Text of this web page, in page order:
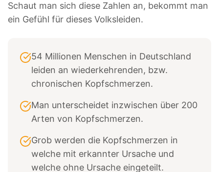
Schaut man sich diese Zahlen an, bekommt man
ein Gefühl für dieses Volksleiden.
54 Millionen Menschen in Deutschland
leiden an wiederkehrenden, bzw.
chronischen Kopfschmerzen.
Man unterscheidet inzwischen über 200
Arten von Kopfschmerzen.
Grob werden die Kopfschmerzen in
welche mit erkannter Ursache und
welche ohne Ursache eingeteilt.